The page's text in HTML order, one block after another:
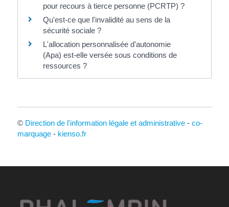
pour recours à tierce personne (PCRTP) ?
Qu'est-ce que l'invalidité au sens de la
sécurité sociale ?
L'allocation personnalisée d'autonomie
(Apa) est-elle versée sous conditions de
ressources ?
© Direction de l'information légale et administrative- co-
marquage- kienso.fr